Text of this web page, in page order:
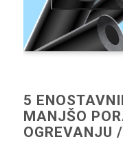
5
MANJŠO
OGREVANJU